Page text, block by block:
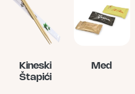
Kineski
Štapići
Med